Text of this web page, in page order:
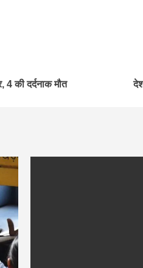
4 की दर्दनाक मौत